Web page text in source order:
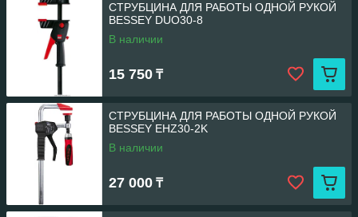
СТРУБЦИНА ДЛЯ РАБОТЫ ОДНОЙ РУКОЙ
BESSEY DUO30-8
В наличии
15 750 ₸
СТРУБЦИНА ДЛЯ РАБОТЫ ОДНОЙ РУКОЙ
BESSEY EHZ30-2K
В наличии
27 000 ₸